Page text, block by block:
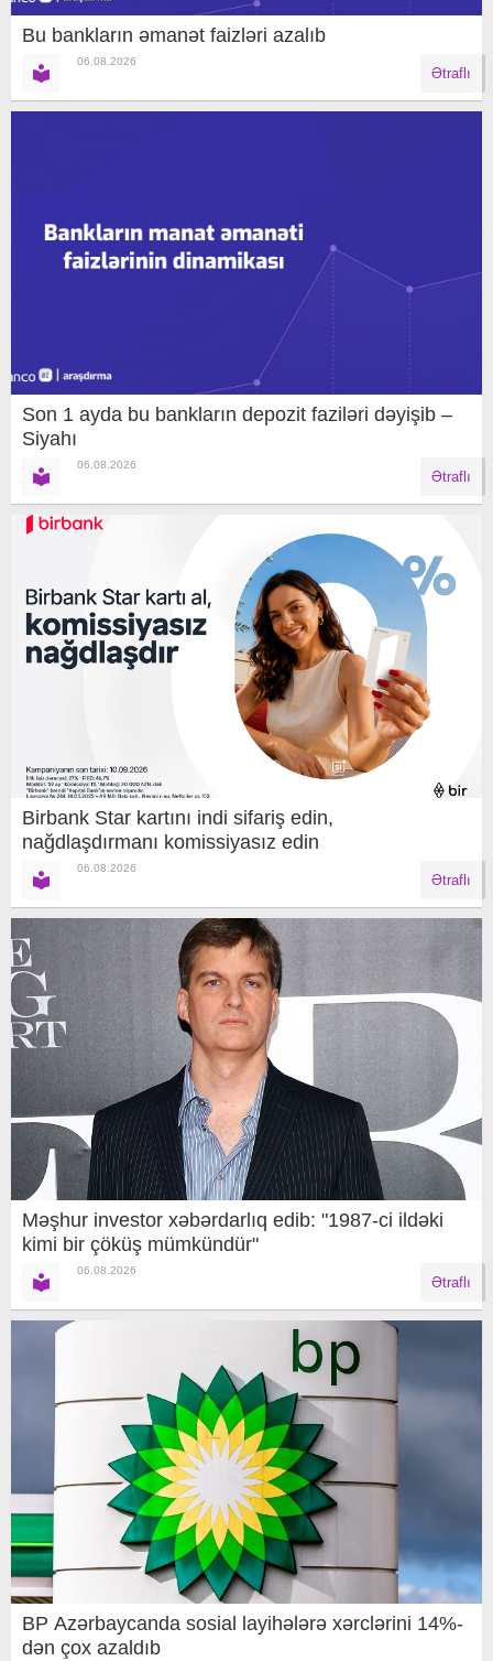
Bu bankların əmanət faizləri azalıb
06.08.2026
Ətraflı
Son 1 ayda bu bankların depozit faziləri dəyişib –
Siyahı
06.08.2026
Ətraflı
Birbank Star kartını indi sifariş edin,
nağdlaşdırmanı komissiyasız edin
06.08.2026
Ətraflı
Məşhur investor xəbərdarlıq edib: "1987-ci ildəki
kimi bir çöküş mümkündür"
06.08.2026
Ətraflı
BP Azərbaycanda sosial layihələrə xərclərini 14%-
dən çox azaldıb